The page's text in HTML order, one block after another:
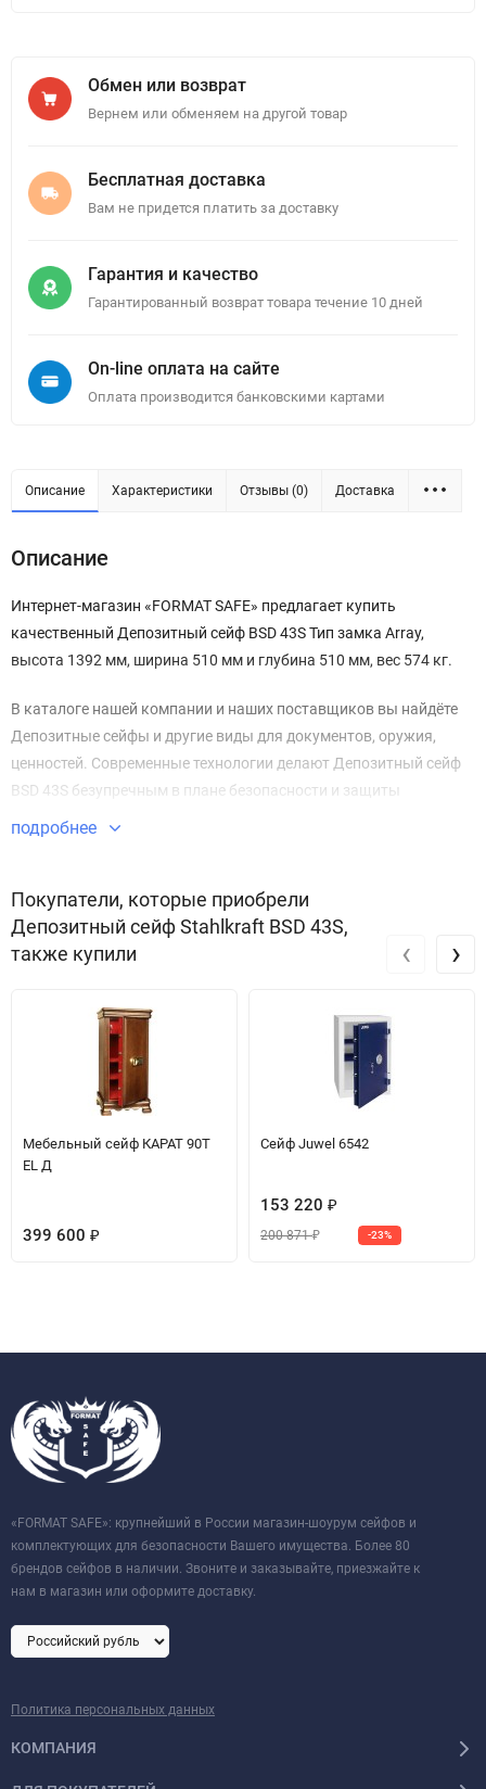
Обмен или возврат
Вернем или обменяем на другой товар
Бесплатная доставка
Вам не придется платить за доставку
Гарантия и качество
Гарантированный возврат товара течение 10 дней
On-line оплата на сайте
Оплата производится банковскими картами
Описание Характеристики Отзывы (0) Доставка
Описание
Интернет-магазин «FORMAT SAFE» предлагает купить
качественный Депозитный сейф BSD 43S Тип замка Array,
высота 1392 мм, ширина 510 мм и глубина 510 мм, вес 574 кг.
В каталоге нашей компании и наших поставщиков вы найдёте
Депозитные сейфы и другие виды для документов, оружия,
ценностей. Современные технологии делают Депозитный сейф
BSD 43S безупречным в плане безопасности и защиты
имущества.
подробнее
Покупатели, которые приобрели
Депозитный сейф Stahlkraft BSD 43S,
также купили
Мебельный сейф КАРАТ 90T
EL Д
399 600 ₽
Сейф Juwel 6542
153 220 ₽
200 871₽ -23%
‹ ›
«FORMAT SAFE»: крупнейший в России магазин-шоурум сейфов и
комплектующих для безопасности Вашего имущества. Более 80
брендов сейфов в наличии. Звоните и заказывайте, приезжайте к
нам в магазин или оформите доставку.
Политика персональных данных
КОМПАНИЯ